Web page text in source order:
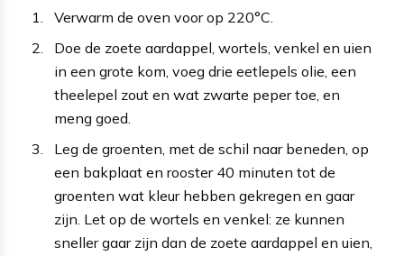
Verwarm de oven voor op 220°C.
Doe de zoete aardappel, wortels, venkel en uien
in een grote kom, voeg drie eetlepels olie, een
theelepel zout en wat zwarte peper toe, en
meng goed.
Leg de groenten, met de schil naar beneden, op
een bakplaat en rooster 40 minuten tot de
groenten wat kleur hebben gekregen en gaar
zijn. Let op de wortels en venkel: ze kunnen
sneller gaar zijn dan de zoete aardappel en uien,